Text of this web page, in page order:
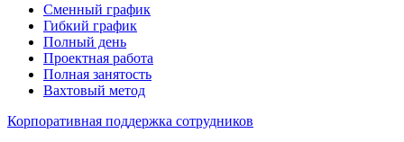
Сменный график
Гибкий график
Полный день
Проектная работа
Полная занятость
Вахтовый метод
Корпоративная поддержка сотрудников